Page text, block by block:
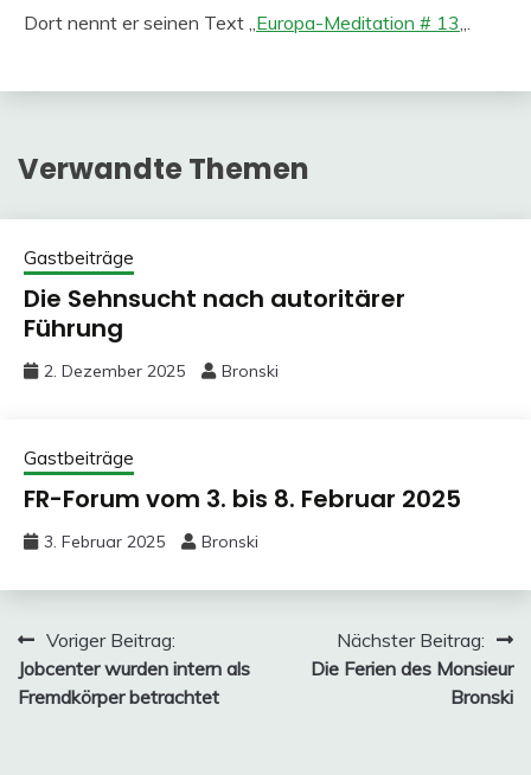
Dort nennt er seinen Text „ Europa-Meditation # 13
Verwandte Themen
Gastbeiträge
Die Sehnsucht nach autoritärer
Führung
2. Dezember 2025 Bronski
Gastbeiträge
FR-Forum vom 3. bis 8. Februar 2025
3. Februar 2025 Bronski
Beitragsnavigation
Voriger Beitrag:
Jobcenter wurden intern als
Fremdkörper betrachtet
Nächster Beitrag:
Die Ferien des Monsieur
Bronski